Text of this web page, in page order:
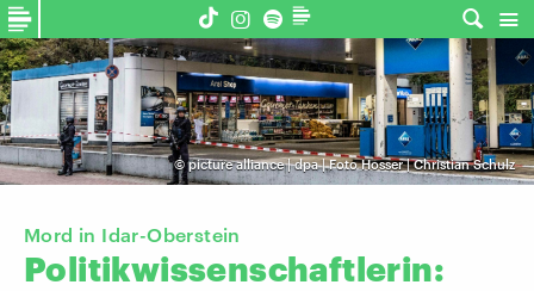
©picture alliance | dpa | Foto Hosser | Christian Schulz
Mord in Idar-Oberstein
Politikwissenschaftlerin: